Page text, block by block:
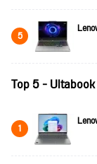
5
Top 5 - Ultabook
1